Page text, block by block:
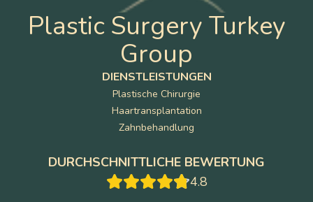
Plastic Surgery Turkey
Group
DIENSTLEISTUNGEN
Plastische Chirurgie
Haartransplantation
Zahnbehandlung
DURCHSCHNITTLICHE BEWERTUNG
4.8